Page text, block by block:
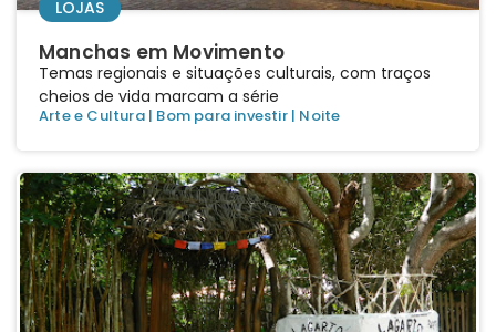
LOJAS
Manchas em Movimento
Temas regionais e situações culturais, com traços
cheios de vida marcam a série
Arte e Cultura| Bom para investir| Noite